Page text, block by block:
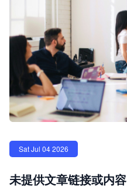
Sat Jul 04 2026
未提供文章链接或内容